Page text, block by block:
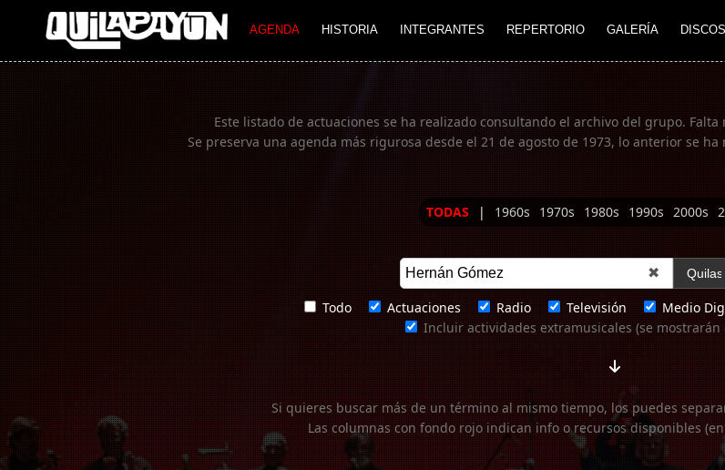
AGENDA HISTORIA INTEGRANTES REPERTORIO GALERÍA DISCOS
Imagen 01
Este listado de actuaciones se ha realizado consultando el archivo del grupo.
Se preserva una agenda más rigurosa desde el 21 de agosto de 1973, lo anterior se
TODAS | 1960s 1970s 1980s 1990s 2000s
✖
Todo Actuaciones Radio Televisión Medio
Incluir actividades extramusicales (se mostrarán
Si quieres buscar más de un término al mismo tiempo, los puedes
Las columnas con fondo rojo indican info o recursos disponibles